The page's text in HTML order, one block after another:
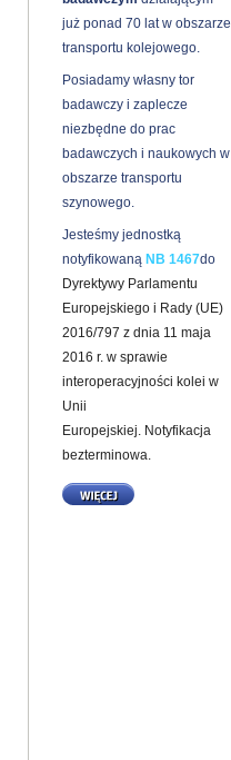
już ponad 70 lat w obszarze
transportu kolejowego.
Posiadamy własny tor
badawczy i zaplecze
niezbędne do prac
badawczych i naukowych w
obszarze transportu
szynowego.
Jesteśmy jednostką
notyfikowaną NB 1467do
Dyrektywy Parlamentu
Europejskiego i Rady (UE)
2016/797 z dnia 11 maja
2016 r. w sprawie
interoperacyjności kolei w
Unii
Europejskiej. Notyfikacja
bezterminowa.
WIĘCEJ